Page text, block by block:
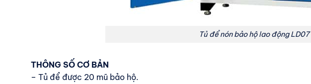
Tủ để nón bảo hộ lao động LD07
THÔNG SỐ CƠ BẢN
– Tủ để được 20 mũ bảo hộ.